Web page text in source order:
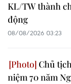
KL/TW thành
động
08/08/2026 03:23
Chủ
niệm 70 năm